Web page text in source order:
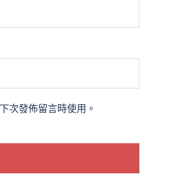
次發佈留言時使用。